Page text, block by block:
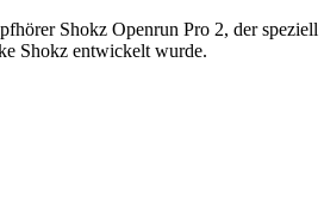
Shokz Openrun Pro 2, der speziell
Shokz entwickelt wurde.